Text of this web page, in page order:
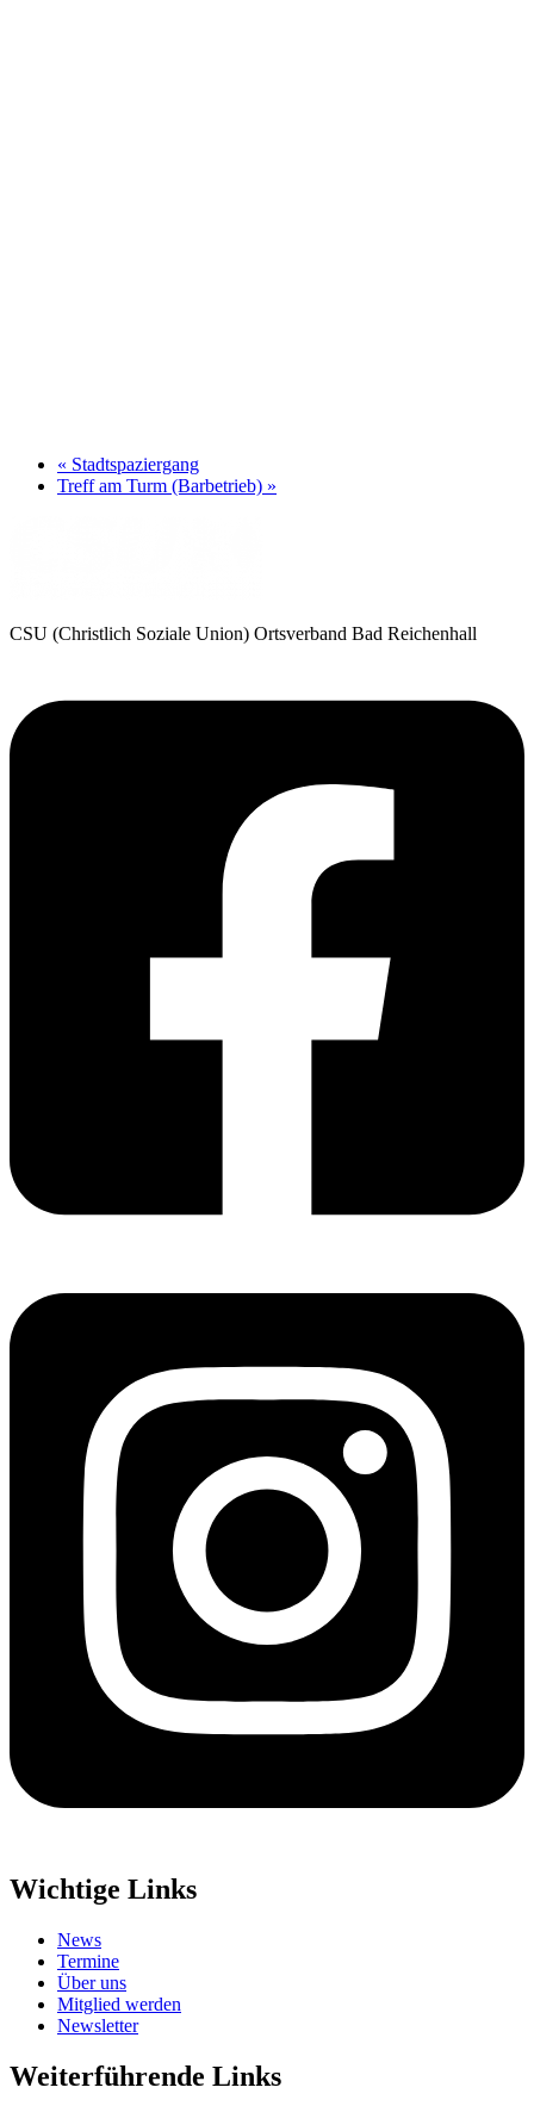
« Stadtspaziergang
Treff am Turm (Barbetrieb) »
CSU (Christlich Soziale Union) Ortsverband Bad Reichenhall
Wichtige Links
News
Termine
Über uns
Mitglied werden
Newsletter
Weiterführende Links